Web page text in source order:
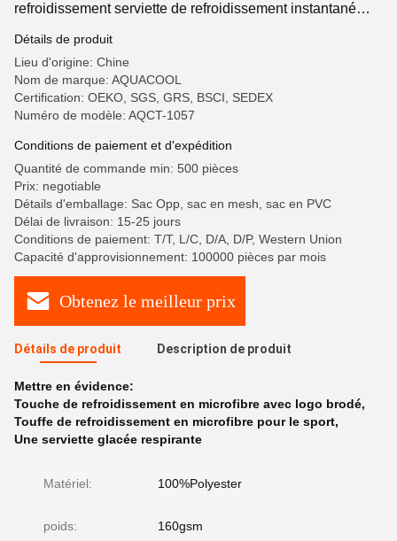
refroidissement serviette de refroidissement instantané
Détails de produit
Lieu d'origine: Chine
Nom de marque: AQUACOOL
Certification: OEKO, SGS, GRS, BSCI, SEDEX
Numéro de modèle: AQCT-1057
Conditions de paiement et d'expédition
Quantité de commande min: 500 pièces
Prix: negotiable
Détails d'emballage: Sac Opp, sac en mesh, sac en PVC
Délai de livraison: 15-25 jours
Conditions de paiement: T/T, L/C, D/A, D/P, Western Union
Capacité d'approvisionnement: 100000 pièces par mois
Obtenez le meilleur prix
Détails de produit Description de produit
Mettre en évidence:
Touche de refroidissement en microfibre avec logo brodé,
Touffe de refroidissement en microfibre pour le sport,
Une serviette glacée respirante
Matériel: 100%Polyester
poids: 160gsm